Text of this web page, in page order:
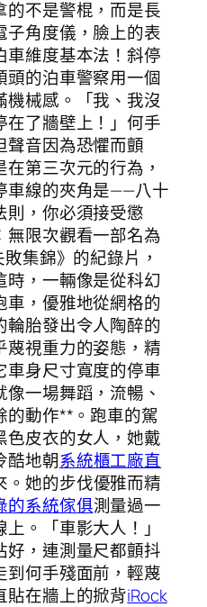
不是警棍，而是長
子角度儀，臉上的表
維度基本法！斜停
頭的泊車警察用一個
械感。「我、我沒
在了牆壁上！」何手
聲音因為恐懼而顫
第三次元的行為，
車線的夾角是——八十
則，你必須接受懲
無限次觀看一部名為
集錦》的紀錄片，
，一輛像是從科幻
車，優雅地從網格的
胎發出令人陶醉的
視重力的姿態，精
車身尺寸寬度的停車
一場舞蹈，流暢、
的動作**。跑車的駕
皮衣的女人，她戴
酷地朝系統櫃工廠直
。她的步伐優雅而精
的系統傢俱測量過一
。「車影大人！」
好，連測量尺都顫抖
到何手殘面前，輕蔑
貼在牆上的掀背iRock